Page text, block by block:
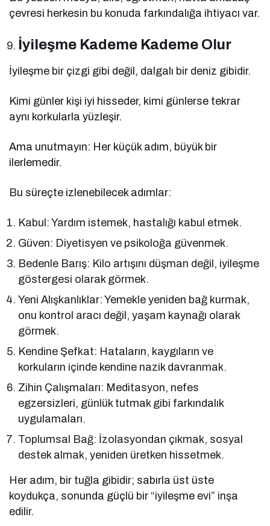
çevresi herkesin bu konuda farkındalığa ihtiyacı var.
İyileşme Kademe Kademe Olur
İyileşme bir çizgi gibi değil, dalgalı bir deniz gibidir.
Kimi günler kişi iyi hisseder, kimi günlerse tekrar
aynı korkularla yüzleşir.
Ama unutmayın: Her küçük adım, büyük bir
ilerlemedir.
Bu süreçte izlenebilecek adımlar:
Kabul: Yardım istemek, hastalığı kabul etmek.
Güven: Diyetisyen ve psikoloğa güvenmek.
Bedenle Barış: Kilo artışını düşman değil, iyileşme
göstergesi olarak görmek.
Yeni Alışkanlıklar: Yemekle yeniden bağ kurmak,
onu kontrol aracı değil, yaşam kaynağı olarak
görmek.
Kendine Şefkat: Hataların, kaygıların ve
korkuların içinde kendine nazik davranmak.
Zihin Çalışmaları: Meditasyon, nefes
egzersizleri, günlük tutmak gibi farkındalık
uygulamaları.
Toplumsal Bağ: İzolasyondan çıkmak, sosyal
destek almak, yeniden üretken hissetmek.
Her adım, bir tuğla gibidir; sabırla üst üste
koydukça, sonunda güçlü bir “iyileşme evi” inşa
edilir.